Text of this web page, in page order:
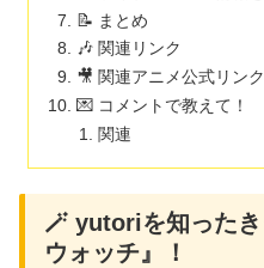
📝 まとめ
🎶 関連リンク
🎥 関連アニメ公式リン
💌 コメントで教えて！
関連
🪄 yutoriを知った
ウォッチ』！